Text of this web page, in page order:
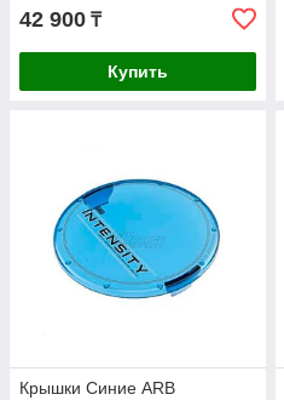
42 900 ₸
Купить
Крышки Синие ARB